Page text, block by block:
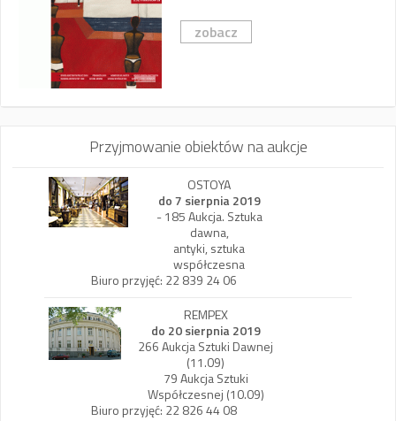
zobacz
Przyjmowanie obiektów na aukcje
OSTOYA
do 7 sierpnia 2019
- 185 Aukcja. Sztuka
dawna,
antyki, sztuka
współczesna
Biuro przyjęć: 22 839 24 06
REMPEX
do 20 sierpnia 2019
266 Aukcja Sztuki Dawnej
(11.09)
79 Aukcja Sztuki
Współczesnej (10.09)
Biuro przyjęć: 22 826 44 08